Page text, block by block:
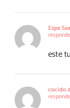
Espe
este
cocido